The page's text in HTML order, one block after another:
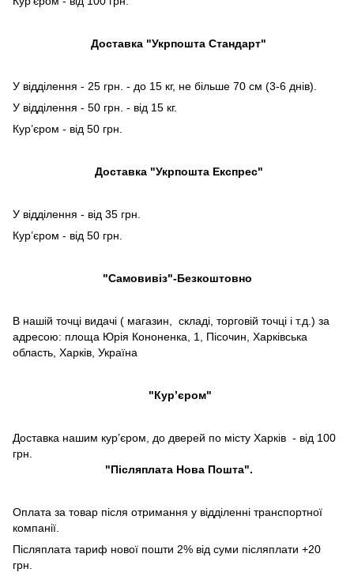
Доставка "Укрпошта Стандарт"
У відділення - 25 грн. - до 15 кг, не більше 70 см (3-6 днів).
У відділення - 50 грн. - від 15 кг.
Кур’єром - від 50 грн.
Доставка "Укрпошта Експрес"
У відділення - від 35 грн.
Кур’єром - від 50 грн.
"Самовивіз"-Безкоштовно
В нашій точці видачі ( магазин, складі, торговій точці і т.д.) за
адресою: площа Юрія Кононенка, 1, Пісочин, Харківська
область, Харків, Україна
"Кур’єром"
Доставка нашим кур’єром, до дверей по місту Харків - від 100
грн.
"Післяплата Нова Пошта".
Оплата за товар після отримання у відділенні транспортної
компанії.
Післяплата тариф нової пошти 2% від суми післяплати +20
грн.